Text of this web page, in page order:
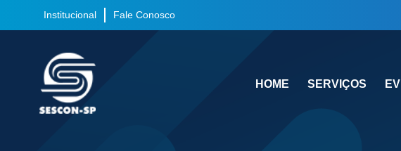
Institucional Fale Conosco
HOME SERVIÇOS